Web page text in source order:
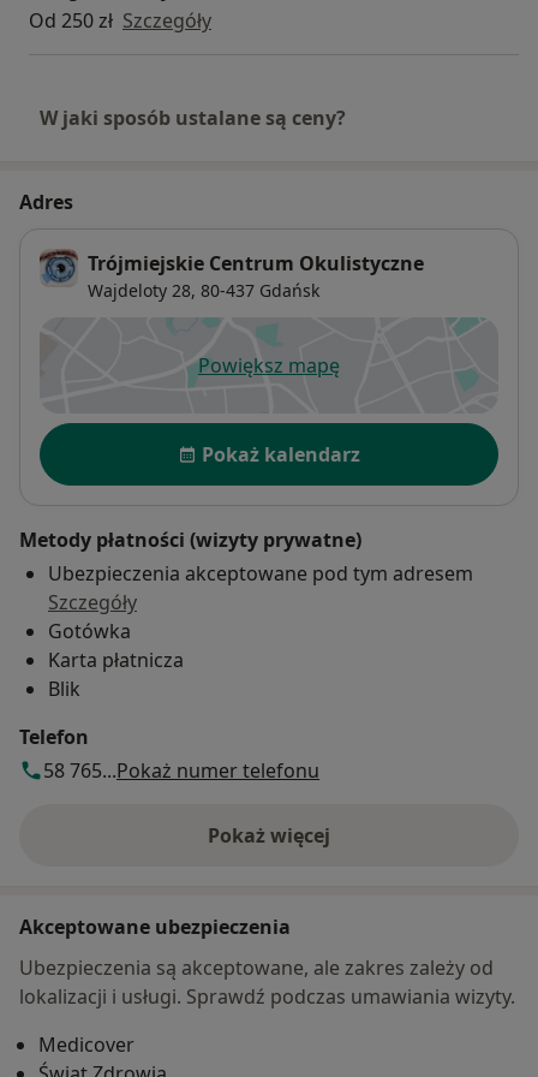
Od 250 zł Szczegóły
W jaki sposób ustalane są ceny?
Adres
Trójmiejskie Centrum Okulistyczne
Wajdeloty 28, 80-437 Gdańsk
Powiększ mapęotwiera się w nowej karcie
Dostępność
Pokaż kalendarz
Metody płatności (wizyty prywatne)
Ubezpieczenia akceptowane pod tym adresem
Szczegóły
Gotówka
Karta płatnicza
Blik
Telefon
58 765...Pokaż numer telefonu
Pokaż więcej
o adresie
Akceptowane ubezpieczenia
Ubezpieczenia są akceptowane, ale zakres zależy od
lokalizacji i usługi. Sprawdź podczas umawiania wizyty.
Medicover